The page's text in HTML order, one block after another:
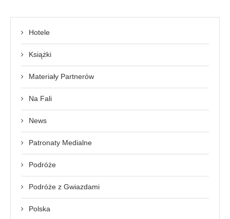
Hotele
Książki
Materiały Partnerów
Na Fali
News
Patronaty Medialne
Podróże
Podróże z Gwiazdami
Polska